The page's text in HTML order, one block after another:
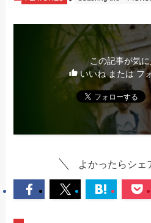
この記事が気
いいね または フ
よかったらシェ